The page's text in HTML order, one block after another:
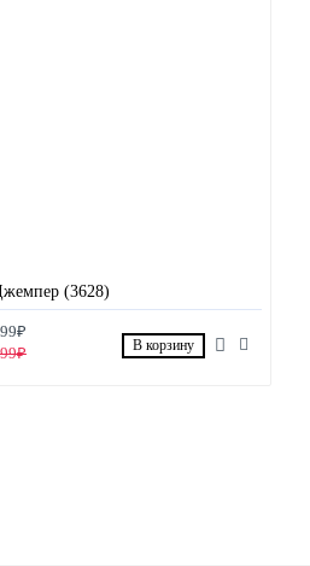
(3628)
В корзину